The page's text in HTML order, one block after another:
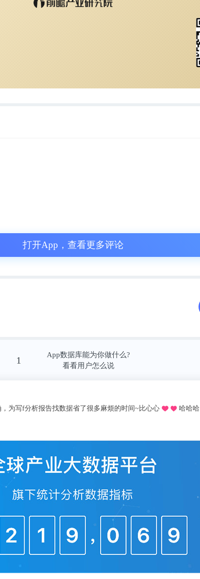
集合在一起。”
级，打造一个更轻松的用餐环境。
则来自港式茶餐厅，另一位创始人K曾参
品牌名、文化和故事，也带领团队成员
过的美食，把家常的味道集合在一起，
个餐饮品牌仍饱有活力，也印证着这个
打开App，查看更多评论
1
App数据库能为你做什么?
看看用户怎么说
去图书馆在宿舍就可以看文献写论文啦，再也不用早起去扒位